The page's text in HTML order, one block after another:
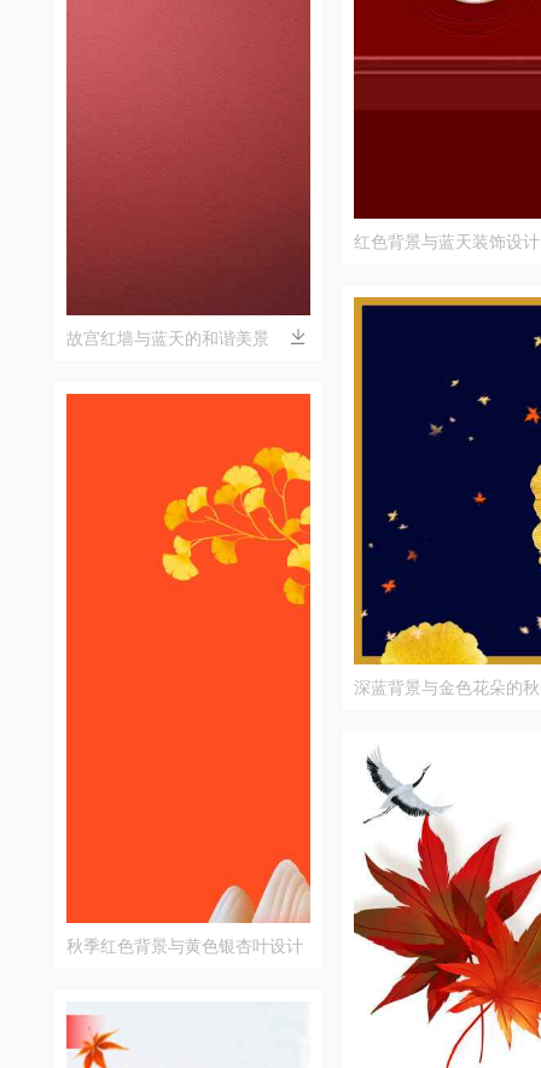
故宫红墙与蓝天的和谐美景
秋季红色背景与黄色银杏叶设计
红色背景与蓝天装饰设
深蓝背景与金色花朵的